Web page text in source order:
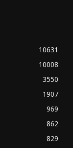
10631
10008
3550
1907
969
862
829